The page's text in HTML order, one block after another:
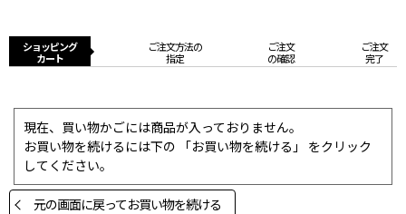
ショッピング
カート
ご注文方法の
指定
ご注文
の確認
ご注文
完了
現在、買い物かごには商品が入っておりません。
お買い物を続けるには下の 「お買い物を続ける」 をクリック
してください。
元の画面に戻ってお買い物を続ける